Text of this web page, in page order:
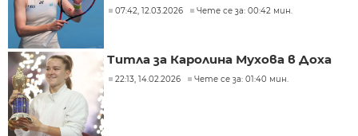
07:42, 12.03.2026 Чете се за: 00:42 мин.
Титла за Каролина Мухова в Доха
22:13, 14.02.2026 Чете се за: 01:40 мин.